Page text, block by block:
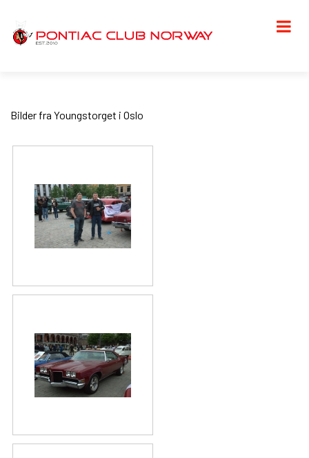
Bilder fra Youngstorget i Oslo